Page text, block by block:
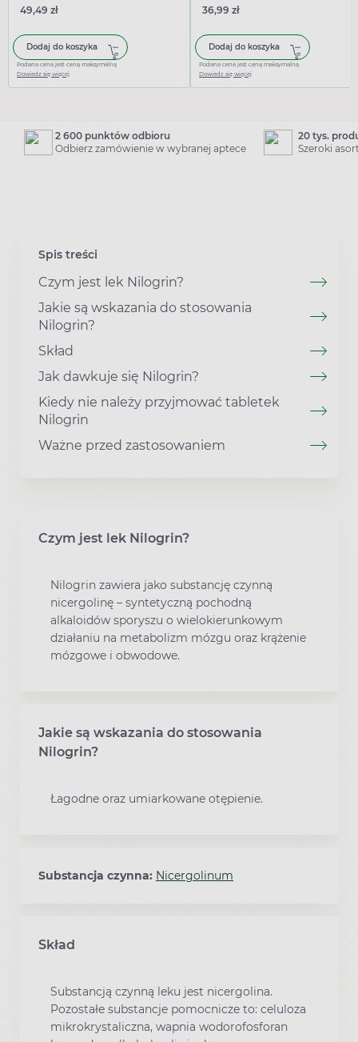
49,49 zł
Dodaj do koszyka
Podana cena jest ceną maksymalną
Dowiedz się więcej
36,99 zł
Dodaj do koszyka
Podana cena jest ceną maksymalną
Dowiedz się więcej
2 600 punktów odbioru
Odbierz zamówienie w wybranej aptece
20 tys.
Szeroki
Spis treści
Czym jest lek Nilogrin?
Jakie są wskazania do stosowania
Nilogrin?
Skład
Jak dawkuje się Nilogrin?
Kiedy nie należy przyjmować tabletek
Nilogrin
Ważne przed zastosowaniem
Czym jest lek Nilogrin?
Nilogrin zawiera jako substancję czynną
nicergolinę – syntetyczną pochodną
alkaloidów sporyszu o wielokierunkowym
działaniu na metabolizm mózgu oraz krążenie
mózgowe i obwodowe.
Jakie są wskazania do stosowania
Nilogrin?
Łagodne oraz umiarkowane otępienie.
Substancja czynna: Nicergolinum
Skład
Substancją czynną leku jest nicergolina.
Pozostałe substancje pomocnicze to: celuloza
mikrokrystaliczna, wapnia wodorofosforan